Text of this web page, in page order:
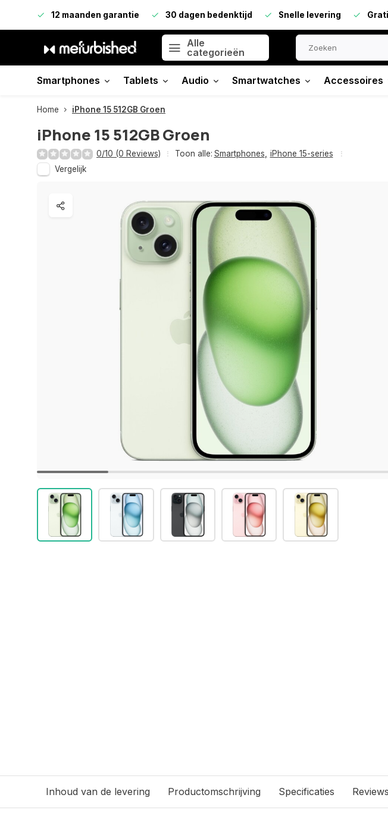
12 maanden garantie 30 dagen bedenktijd Snelle levering
Alle
categorieën
Smartphones Tablets Audio Smartwatches Accessoires
Home iPhone 15 512GB Groen
iPhone 15 512GB Groen
0/10 (0 Reviews) Toon alle: Smartphones
iPhone 15-series
Vergelijk
Inhoud van de levering Productomschrijving Specificaties Reviews